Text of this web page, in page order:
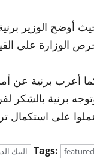
أوضح الوزير
الوزارة على
أعرب برنية عن
برنية بالشكر
على استكمال
Tags: featured البنك